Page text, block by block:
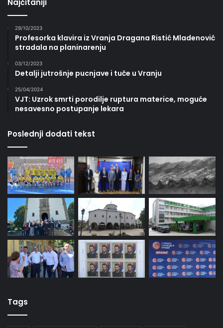
Najčitaniji
29/10/2023
Profesorka klavira iz Vranja Dragana Ristić Mladenović
stradala na planinarenju
03/12/2023
Detalji jutrošnje pucnjave i tuče u Vranju
25/04/2024
VJT: Uzrok smrti porodilje ruptura materice, moguće
nesavesno postupanje lekara
Poslednji dodati tekst
Tags